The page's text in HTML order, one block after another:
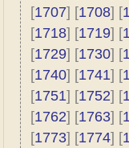
[1707] [1708] [
[1718] [1719] [
[1729] [1730] [
[1740] [1741] [
[1751] [1752] [
[1762] [1763] [
[1773] [1774] [